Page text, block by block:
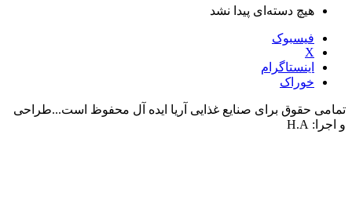
هیچ دسته‌ای پیدا نشد
فیسبوک
X
اینستاگرام
خوراک
تمامی حقوق برای صنایع غذایی آریا ایده آل محفوظ است...طراحی
و اجرا: H.A